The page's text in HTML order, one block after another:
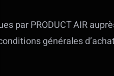
par PRODUCT AIR
générales